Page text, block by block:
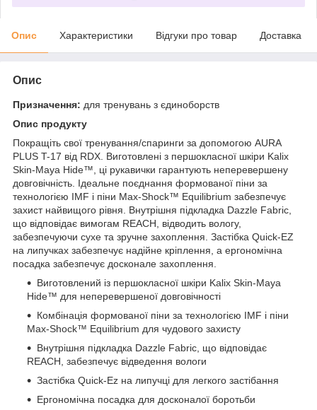
Опис Характеристики Відгуки про товар Доставка
Опис
Призначення: для тренувань з єдиноборств
Опис продукту
Покращіть свої тренування/спаринги за допомогою AURA
PLUS T-17 від RDX. Виготовлені з першокласної шкіри Kalix
Skin-Maya Hide™, ці рукавички гарантують неперевершену
довговічність. Ідеальне поєднання формованої піни за
технологією IMF і піни Max-Shock™ Equilibrium забезпечує
захист найвищого рівня. Внутрішня підкладка Dazzle Fabric,
що відповідає вимогам REACH, відводить вологу,
забезпечуючи сухе та зручне захоплення. Застібка Quick-EZ
на липучках забезпечує надійне кріплення, а ергономічна
посадка забезпечує досконале захоплення.
Виготовлений із першокласної шкіри Kalix Skin-Maya
Hide™ для неперевершеної довговічності
Комбінація формованої піни за технологією IMF і піни
Max-Shock™ Equilibrium для чудового захисту
Внутрішня підкладка Dazzle Fabric, що відповідає
REACH, забезпечує відведення вологи
Застібка Quick-Ez на липучці для легкого застібання
Ергономічна посадка для досконалої боротьби